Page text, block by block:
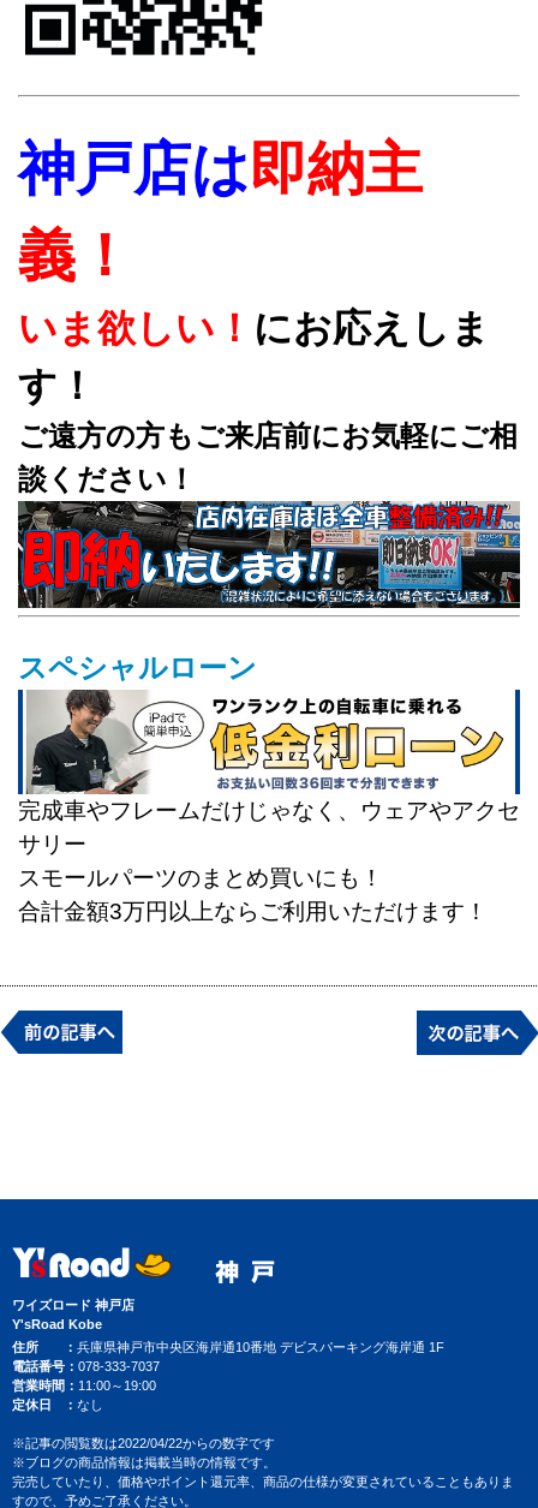
神戸店は即納主
義！
いま欲しい！ にお応えしま
す！
ご遠方の方もご来店前にお気軽にご相
談ください！
スペシャルローン
完成車やフレームだけじゃなく、ウェアやアクセ
サリー
スモールパーツのまとめ買いにも！
合計金額3万円以上ならご利用いただけます！
ワイズロード 神戸店
Y'sRoad Kobe
住所
兵庫県神戸市中央区海岸通10番地 デビスパーキング海岸通 1F
電話番号
078-333-7037
営業時間
11:00～19:00
定休日
なし
※記事の閲覧数は2022/04/22からの数字です
※ブログの商品情報は掲載当時の情報です。
完売していたり、価格やポイント還元率、商品の仕様が変更されていることもありま
すので、予めご了承ください。